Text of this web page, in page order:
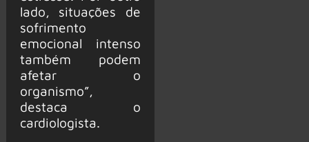
lado, situações de
sofrimento
emocional intenso
também podem
afetar o
organismo”,
destaca o
cardiologista.